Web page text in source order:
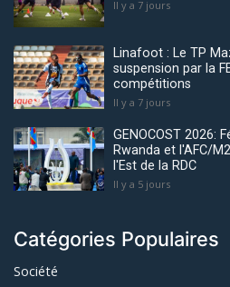
Il y a 7 jours
Linafoot : Le TP
suspension par la
compétitions
Il y a 7 jours
GENOCOST 2026:
Rwanda et l'AFC/
l'Est de la RDC
Il y a 5 jours
Catégories Populaires
Société